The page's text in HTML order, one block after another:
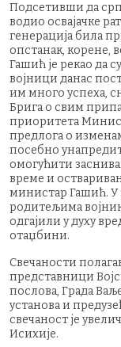
Подсетивши да
водио освајачке
генерација била
опстанак, корене,
Гашић је рекао да
војници данас
им много успеха,
Брига о свим
приоритета
предлога о
посебно
омогућити
време и
министар Гашић. У
родитељима
одгајили у духу
отаџбини.
Свечаности
представници
послова, Града
установа и
свечаност је
Исихије.